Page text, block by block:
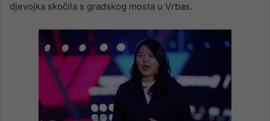
djevojka skočila s gradskog mosta u Vrbas.